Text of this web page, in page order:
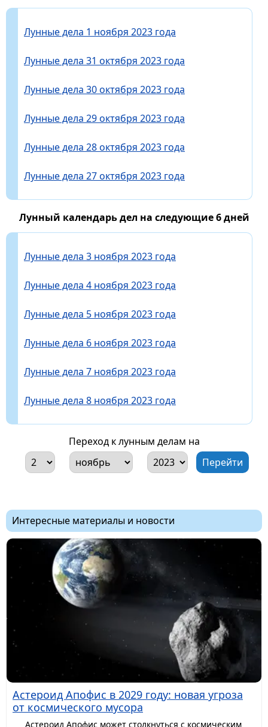
Лунные дела 1 ноября 2023 года
Лунные дела 31 октября 2023 года
Лунные дела 30 октября 2023 года
Лунные дела 29 октября 2023 года
Лунные дела 28 октября 2023 года
Лунные дела 27 октября 2023 года
Лунный календарь дел на следующие 6 дней
Лунные дела 3 ноября 2023 года
Лунные дела 4 ноября 2023 года
Лунные дела 5 ноября 2023 года
Лунные дела 6 ноября 2023 года
Лунные дела 7 ноября 2023 года
Лунные дела 8 ноября 2023 года
Переход к лунным делам на
Интересные материалы и новости
Астероид Апофис в 2029 году: новая угроза
от космического мусора
Астероид Апофис может столкнуться с космическим